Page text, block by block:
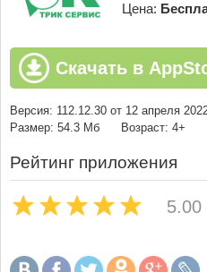
Цена:
Скачать в
Версия: 112.12.30 от 12 апреля
Размер: 54.3 Мб
Возраст: 4+
Рейтинг приложения
5.00